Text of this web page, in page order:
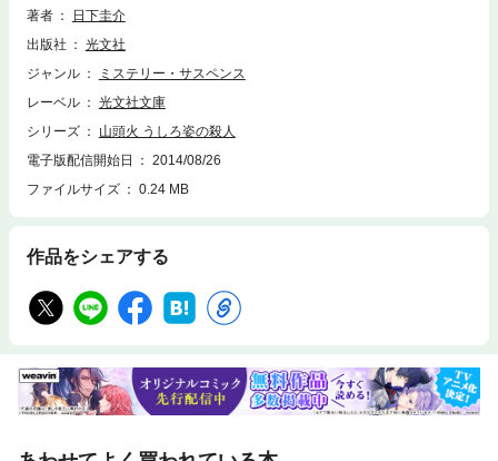
著者
日下圭介
出版社
光文社
ジャンル
ミステリー・サスペンス
レーベル
光文社文庫
シリーズ
山頭火 うしろ姿の殺人
電子版配信開始日
2014/08/26
ファイルサイズ
0.24 MB
作品をシェアする